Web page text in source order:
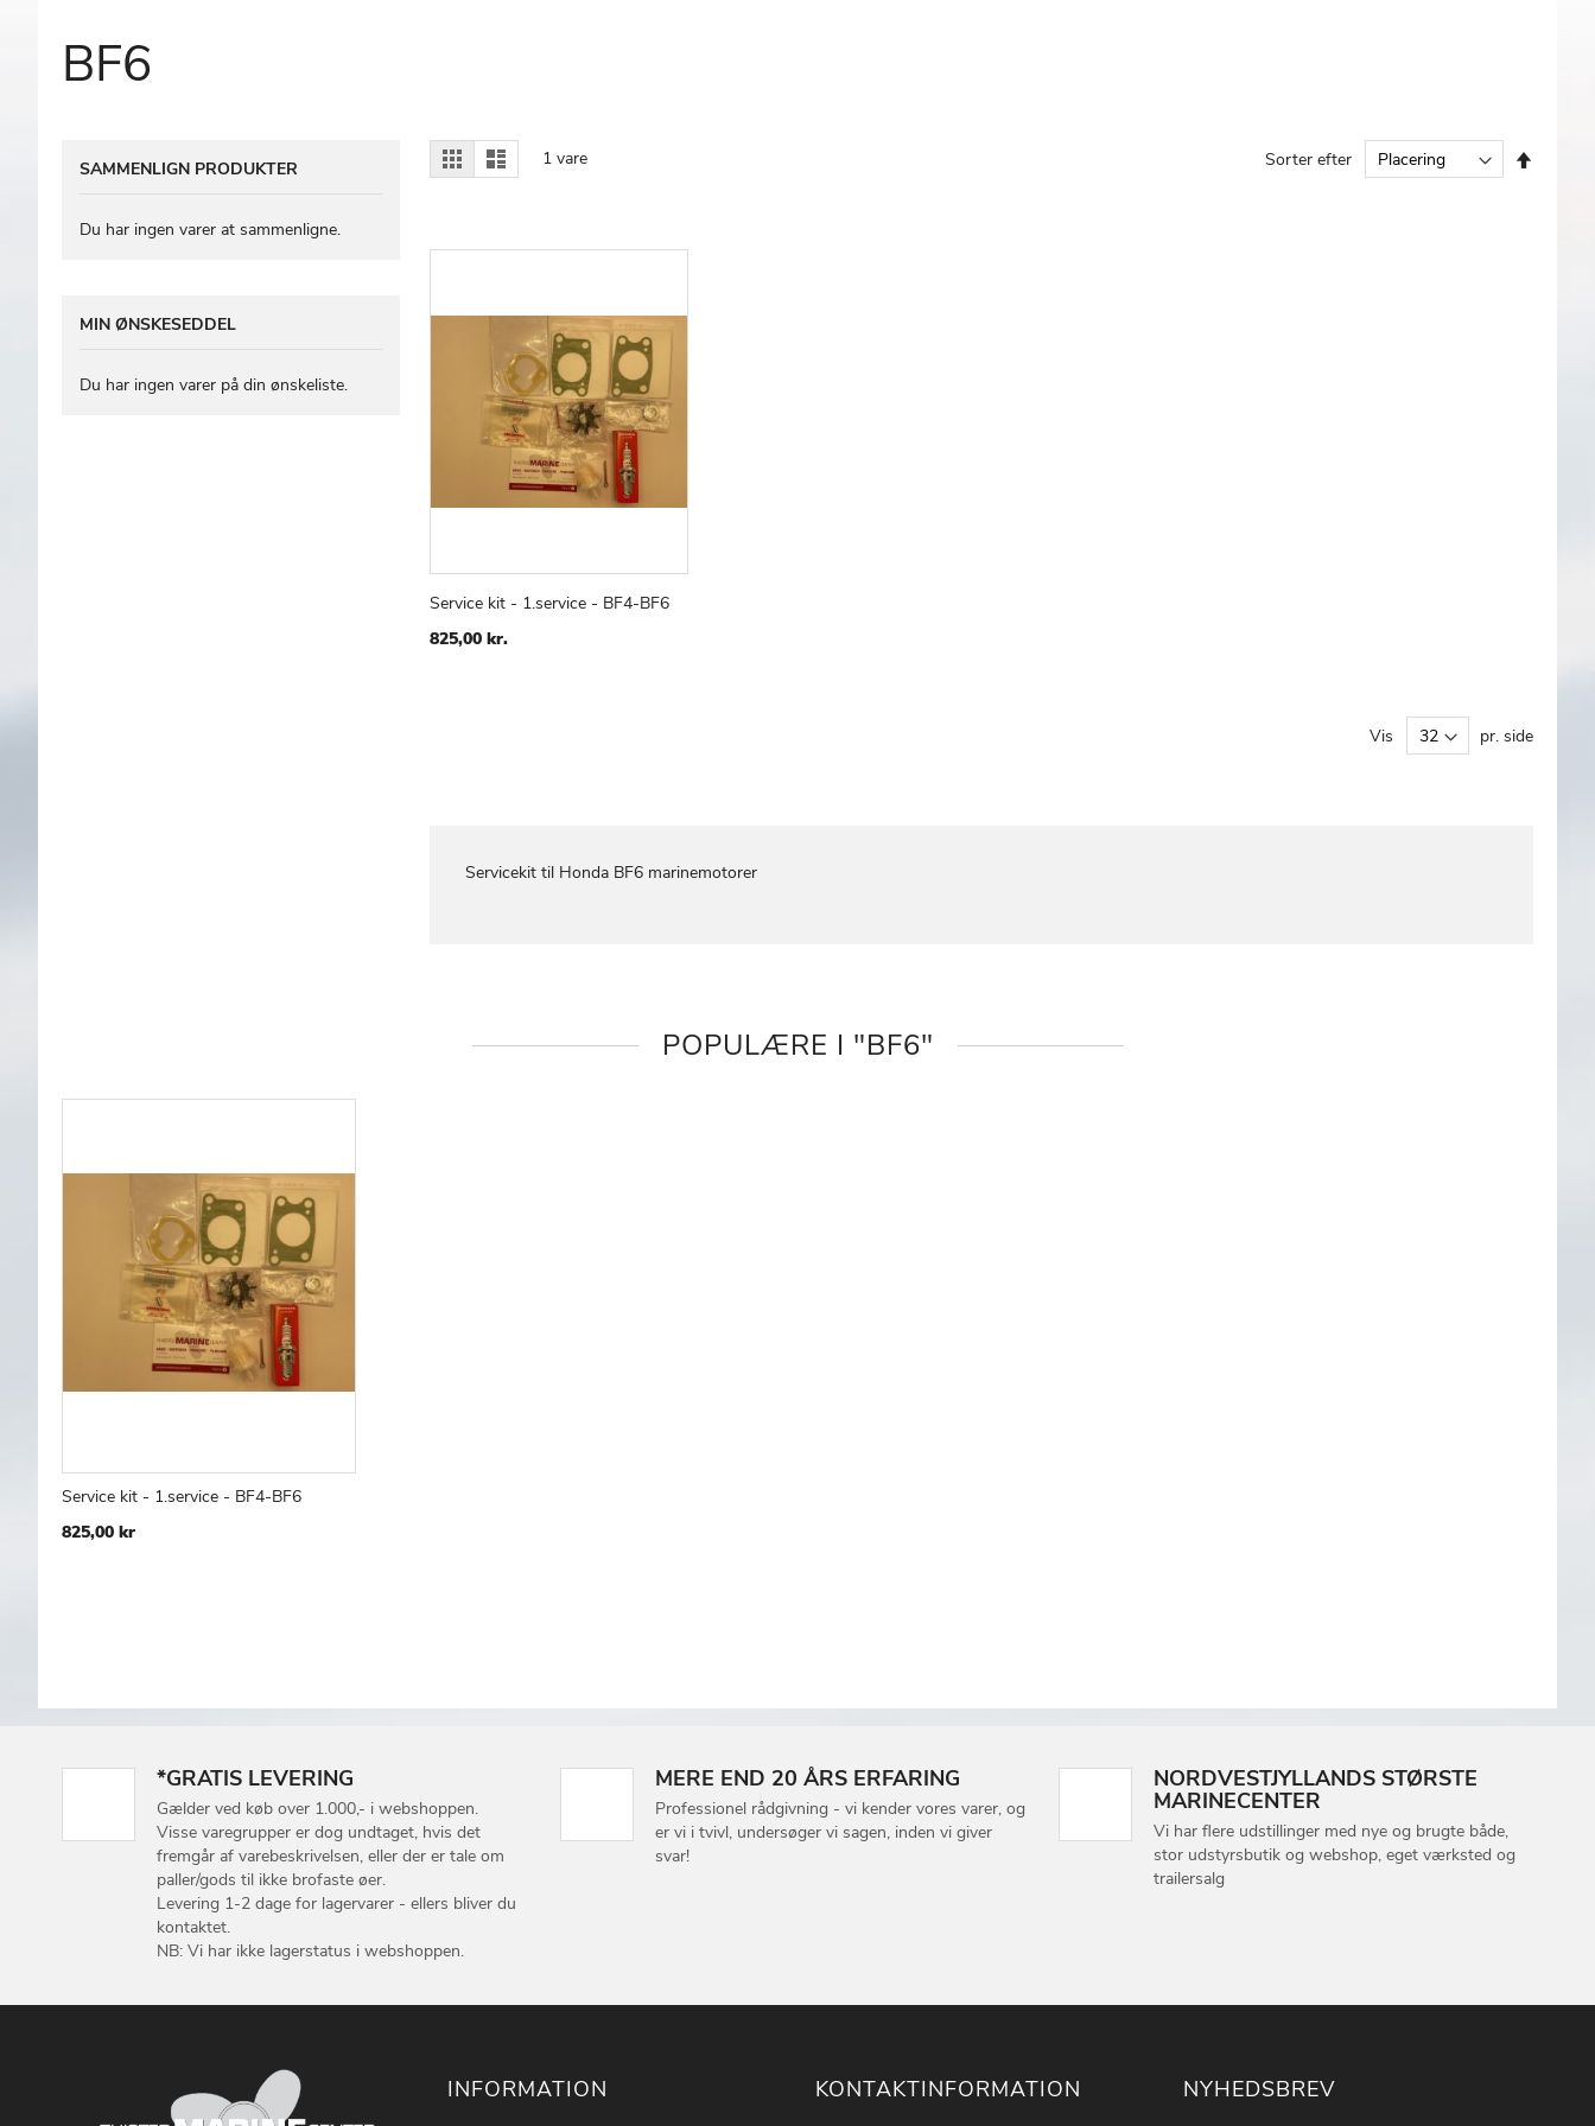
BF6
Servicekit til Honda BF6 marinemotorer
Vis
som
GitterListe 1 vare Sorter efter
TILFØJSAMMENLIGN
Service kit - 1.service - BF4-BF6
825,00 kr.
Vis pr. side
SAMMENLIGN PRODUKTER
Du har ingen varer at sammenligne.
MIN ØNSKESEDDEL
Du har ingen varer på din ønskeliste.
POPULÆRE I "BF6"
Service kit - 1.service - BF4-BF6
825,00 kr
*GRATIS LEVERING
Gælder ved køb over 1.000,- i webshoppen.
Visse varegrupper er dog undtaget, hvis det
fremgår af varebeskrivelsen, eller der er tale om
paller/gods til ikke brofaste øer.
Levering 1-2 dage for lagervarer - ellers bliver du
kontaktet.
NB: Vi har ikke lagerstatus i webshoppen.
MERE END 20 ÅRS ERFARING
Professionel rådgivning - vi kender vores varer, og
er vi i tvivl, undersøger vi sagen, inden vi giver
svar!
NORDVESTJYLLANDS STØRSTE
MARINECENTER
Vi har flere udstillinger med nye og brugte både,
stor udstyrsbutik og webshop, eget værksted og
trailersalg
INFORMATION KONTAKTINFORMATION NYHEDSBREV